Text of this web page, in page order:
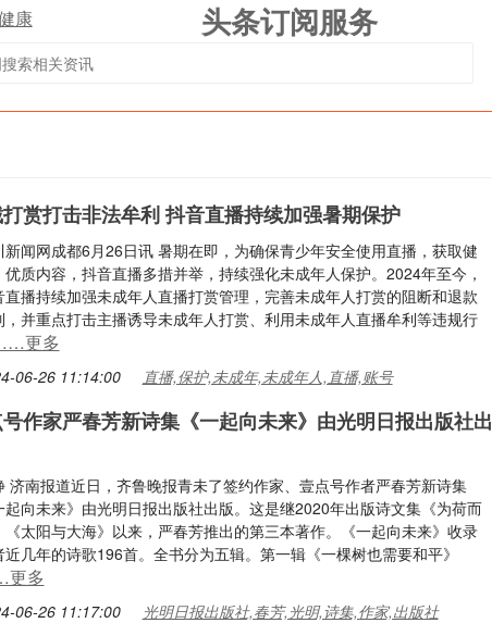
康 头条订阅服务
赏打击非法牟利 抖音直播持续加强暑期保护
新闻网成都6月26日讯 暑期在即，为确保青少年安全使用直播，获取健
优质内容，抖音直播多措并举，持续强化未成年人保护。2024年至今，
直播持续加强未成年人直播打赏管理，完善未成年人打赏的阻断和退款
，并重点打击主播诱导未成年人打赏、利用未成年人直播牟利等违规行
更多
06-26 11:14:00 直播,保护,未成年,未成年人,直播,账号
作家严春芳新诗集《一起向未来》由光明日报出版社出
济南报道近日，齐鲁晚报青未了签约作家、壹点号作者严春芳新诗集
起向未来》由光明日报出版社出版。这是继2020年出版诗文集《为荷而
《太阳与大海》以来，严春芳推出的第三本著作。《一起向未来》收录
近几年的诗歌196首。全书分为五辑。第一辑《一棵树也需要和平》
多
06-26 11:17:00 光明日报出版社,春芳,光明,诗集,作家,出版社